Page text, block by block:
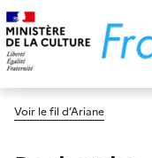
Voir le fil d’Ariane